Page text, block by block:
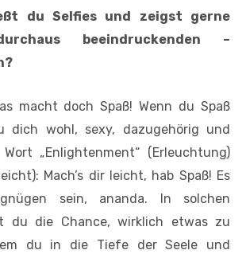
du Selfies und zeigst gerne
beeindruckenden –
macht doch Spaß! Wenn du Spaß
dich wohl, sexy, dazugehörig und
„Enlightenment“ (Erleuchtung)
Mach’s dir leicht, hab Spaß! Es
sein, ananda. In solchen
du die Chance, wirklich etwas zu
du in die Tiefe der Seele und